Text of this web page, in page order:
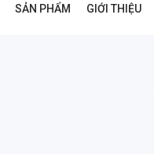
SẢN PHẨM GIỚI THIỆU